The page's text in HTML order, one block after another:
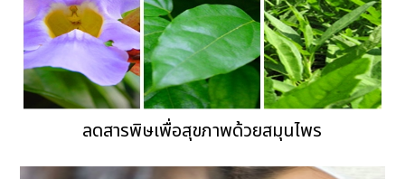
ลดสารพิษเพื่อสุขภาพด้วยสมุนไพร